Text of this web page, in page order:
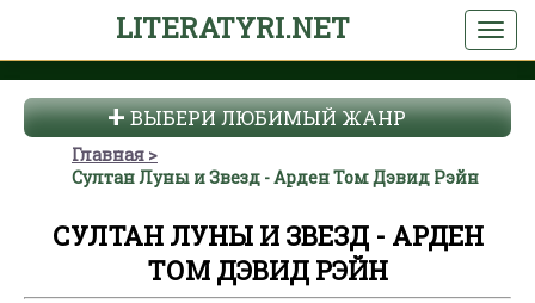
LITERATYRI.NET
ВЫБЕРИ ЛЮБИМЫЙ ЖАНР
Главная
Султан Луны и Звезд - Арден Том Дэвид Рэйн
СУЛТАН ЛУНЫ И ЗВЕЗД - АРДЕН
ТОМ ДЭВИД РЭЙН